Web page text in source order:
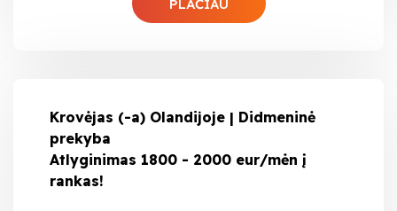
PLAČIAU
Krovėjas (-a) Olandijoje | Didmeninė
prekyba
Atlyginimas 1800 - 2000 eur/mėn į
rankas!